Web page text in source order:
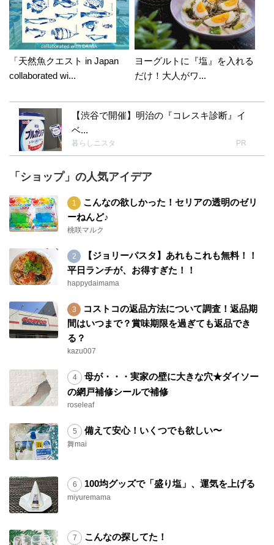
「天然魚クエスト in Japan
collaborated wi...
ヨーグルトに『塩』を入れる
だけ！大人がワ...
【渋谷で開催】明治の『コレスキ診断』イ
ベ...
暮らしニスタ PR
「ショップ」の人気アイデア
こんなの欲しかった！セリアの透明のゼリ
ーねんど♪
桃咲マルク
【ジョリーパスタ】あれもこれも無料！！
平日ランチが、お得すぎた！！
happydaimama
コストコの返品方法について調査！返品期
間はいつまで？賞味期限を過ぎても返品でき
る？
kazu007
母が・・・実家の壁に大きな穴★ダイソー
の網戸補修シールで補修
roseleaf
備えて安心！いくつでも欲しい〜
舞mai
100均グッズで「盛り塩」、運気を上げる
miyuremama
こんなの探してた！